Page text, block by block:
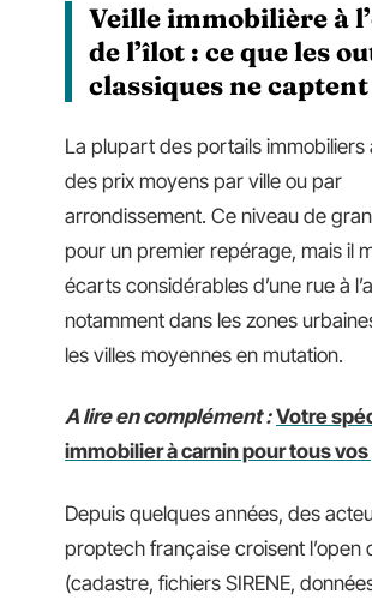
Veille immobilière à
de l’îlot : ce que les
classiques ne
La plupart des portails immobiliers
des prix moyens par ville ou par
arrondissement. Ce niveau de
pour un premier repérage, mais il
écarts considérables d’une rue à
notamment dans les zones
les villes moyennes en mutation.
A lire en complément : Votre
immobilier à carnin pour tous
Depuis quelques années, des
proptech française croisent l’open
(cadastre, fichiers SIRENE,